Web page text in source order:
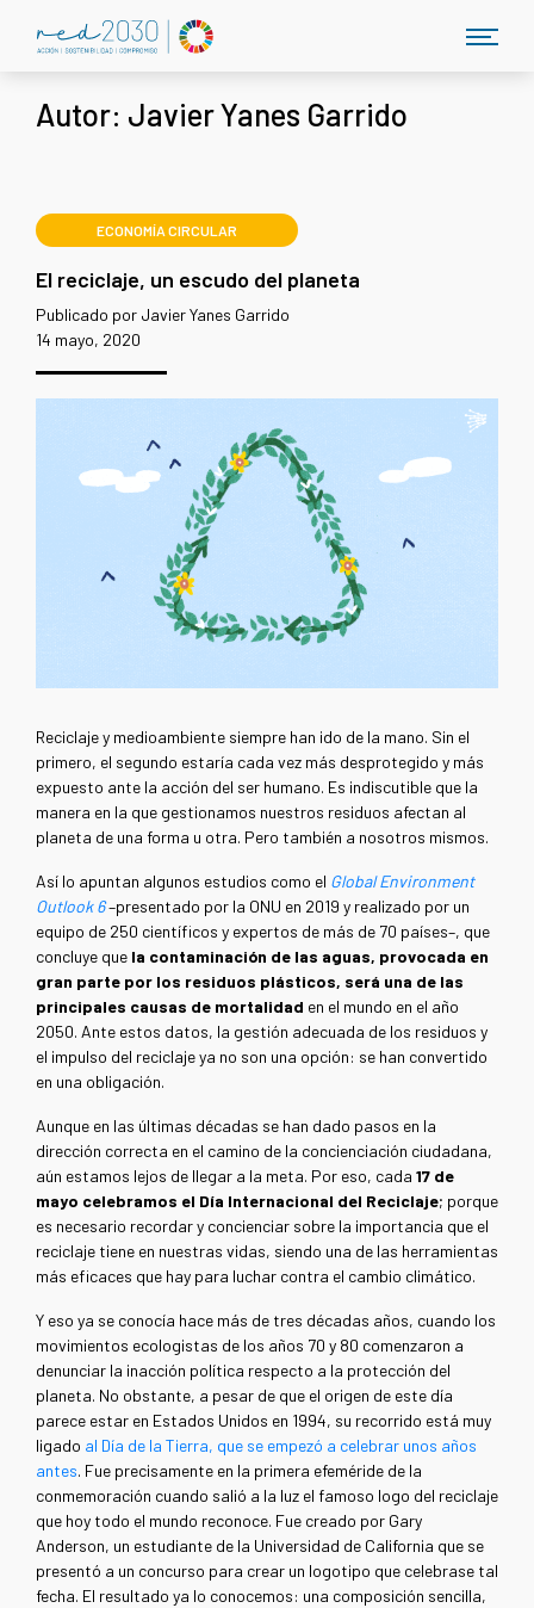
Autor: Javier Yanes Garrido
ECONOMÍA CIRCULAR
El reciclaje, un escudo del planeta
Publicado por Javier Yanes Garrido
14 mayo, 2020
Reciclaje y medioambiente siempre han ido de la mano. Sin el
primero, el segundo estaría cada vez más desprotegido y más
expuesto ante la acción del ser humano. Es indiscutible que la
manera en la que gestionamos nuestros residuos afectan al
planeta de una forma u otra. Pero también a nosotros mismos.
Así lo apuntan algunos estudios como el Global Environment
Outlook 6–presentado por la ONU en 2019 y realizado por un
equipo de 250 científicos y expertos de más de 70 países–, que
concluye que la contaminación de las aguas, provocada en
gran parte por los residuos plásticos, será una de las
principales causas de mortalidad en el mundo en el año
2050. Ante estos datos, la gestión adecuada de los residuos y
el impulso del reciclaje ya no son una opción: se han convertido
en una obligación.
Aunque en las últimas décadas se han dado pasos en la
dirección correcta en el camino de la concienciación ciudadana,
aún estamos lejos de llegar a la meta. Por eso, cada 17 de
mayo celebramos el Día Internacional del Reciclaje; porque
es necesario recordar y concienciar sobre la importancia que el
reciclaje tiene en nuestras vidas, siendo una de las herramientas
más eficaces que hay para luchar contra el cambio climático.
Y eso ya se conocía hace más de tres décadas años, cuando los
movimientos ecologistas de los años 70 y 80 comenzaron a
denunciar la inacción política respecto a la protección del
planeta. No obstante, a pesar de que el origen de este día
parece estar en Estados Unidos en 1994, su recorrido está muy
ligado al Día de la Tierra, que se empezó a celebrar unos años
antes. Fue precisamente en la primera efeméride de la
conmemoración cuando salió a la luz el famoso logo del reciclaje
que hoy todo el mundo reconoce. Fue creado por Gary
Anderson, un estudiante de la Universidad de California que se
presentó a un concurso para crear un logotipo que celebrase tal
fecha. El resultado ya lo conocemos: una composición sencilla,